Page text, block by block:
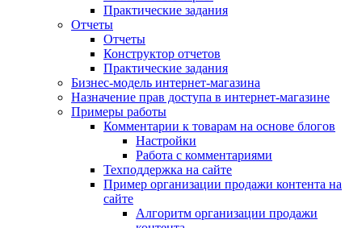
Практические задания
Отчеты
Отчеты
Конструктор отчетов
Практические задания
Бизнес-модель интернет-магазина
Назначение прав доступа в интернет-магазине
Примеры работы
Комментарии к товарам на основе блогов
Настройки
Работа с комментариями
Техподдержка на сайте
Пример организации продажи контента на
сайте
Алгоритм организации продажи